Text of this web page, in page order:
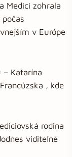
Medici zohrala
v Európe
Katarína
, kde
rodina
viditeľné